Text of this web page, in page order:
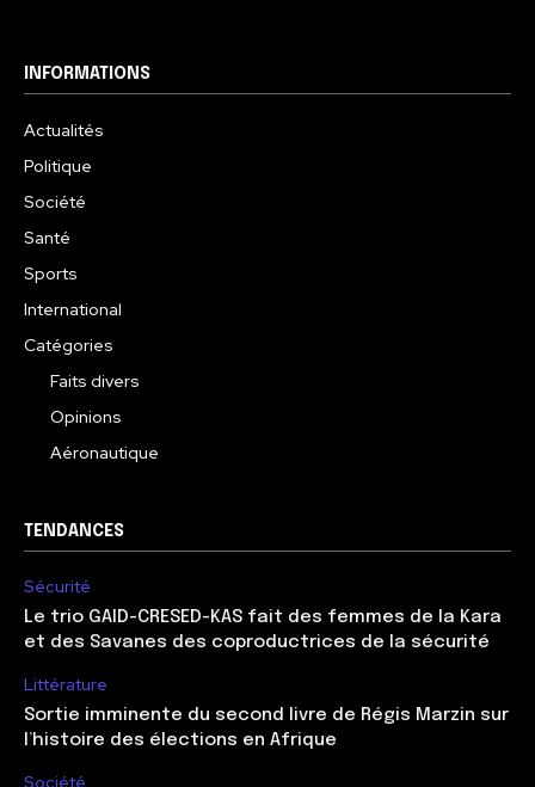
INFORMATIONS
Actualités
Politique
Société
Santé
Sports
International
Catégories
Faits divers
Opinions
Aéronautique
TENDANCES
Sécurité
Le trio GAID-CRESED-KAS fait des femmes de la Kara
et des Savanes des coproductrices de la sécurité
Littérature
Sortie imminente du second livre de Régis Marzin sur
l’histoire des élections en Afrique
Société